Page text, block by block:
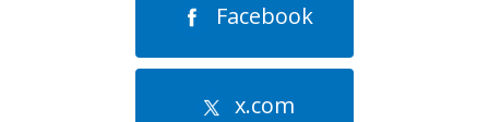
Facebook
x.com